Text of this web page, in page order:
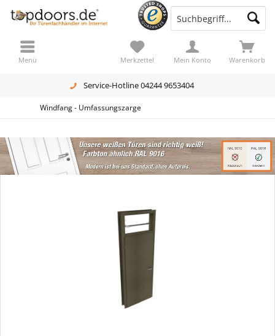
Service-Hotline 04244 9653404
Warenkorb
Merkzettel Mein Konto
Menü
Windfang - Umfassungszarge